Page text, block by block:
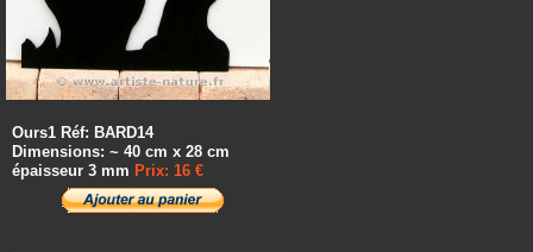
Ours1 Réf: BARD14
Dimensions: ~ 40 cm x 28 cm
épaisseur 3 mm Prix: 16 €